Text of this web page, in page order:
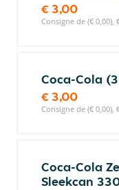
€ 3,00
Consigne de (€ 0,00),
Coca-Cola
€ 3,00
Consigne de (€ 0,00),
Coca-Cola
Sleekcan